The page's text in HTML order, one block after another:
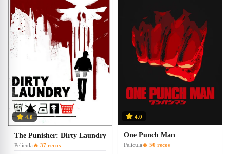
4.0
The Punisher: Dirty Laundry
Película 🔥 37 recos
4.0
One Punch Man
Película 🔥 50 recos